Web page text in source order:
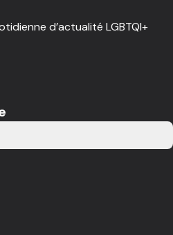
d’actualité LGBTQI+